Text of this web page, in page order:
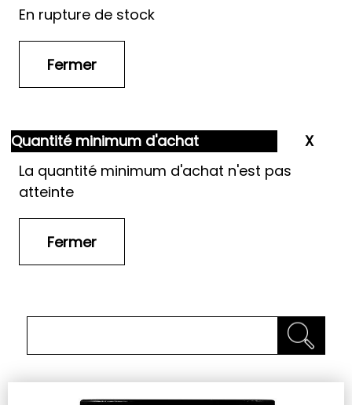
En rupture de stock
Quantité minimum d'achat
La quantité minimum d'achat n'est pas
atteinte